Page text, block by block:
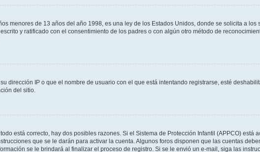
menores de 13 años del año 1998, es una ley de los Estados Unidos, donde se solicita a
y ratificado con el consentimiento de los padres o con algún otro método de
dirección IP o que el nombre de usuario con el que está intentando registrarse, esté
del sitio.
está correcto, hay dos posibles razones. Si el Sistema de Protección Infantil (APPCO) está
que se le darán para activar la cuenta. Algunos foros disponen que las cuentas
se le brindará al finalizar el proceso de registro. Si se le envió un e-mail, siga las